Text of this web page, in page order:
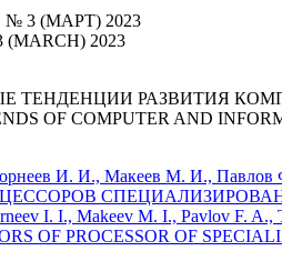
3 (МАРТ) 2023
2023
ТЕНДЕНЦИИ РАЗВИТИЯ
OF COMPUTER AND
И. И., Макеев М. И.,
I. I., Makeev M. I., Pavlov F.
OF PROCESSOR OF